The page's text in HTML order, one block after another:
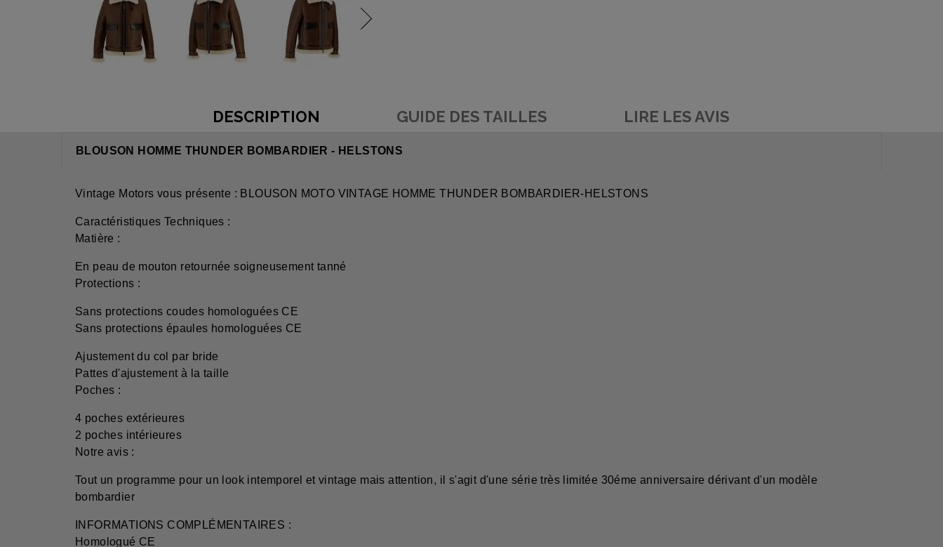
DESCRIPTION GUIDE DES TAILLES LIRE LES AVIS
BLOUSON HOMME THUNDER BOMBARDIER - HELSTONS
Vintage Motors vous présente : BLOUSON MOTO VINTAGE HOMME THUNDER BOMBARDIER-HELSTONS
Caractéristiques Techniques :
Matière :
En peau de mouton retournée soigneusement tanné
Protections :
Sans protections coudes homologuées CE
Sans protections épaules homologuées CE
Ajustement du col par bride
Pattes d'ajustement à la taille
Poches :
4 poches extérieures
2 poches intérieures
Notre avis :
Tout un programme pour un look intemporel et vintage mais attention, il s'agit d'une série très limitée 30éme anniversaire dérivant d'un modèle
bombardier
INFORMATIONS COMPLÉMENTAIRES :
Homologué CE